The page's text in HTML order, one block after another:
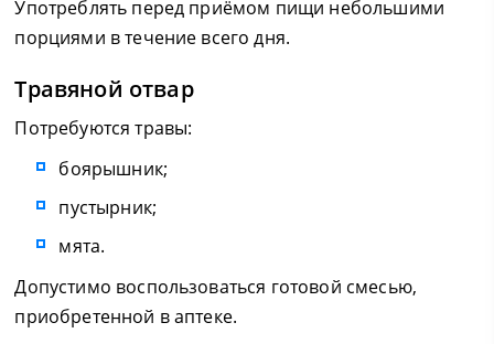
Употреблять перед приёмом пищи небольшими
порциями в течение всего дня.
Травяной отвар
Потребуются травы:
боярышник;
пустырник;
мята.
Допустимо воспользоваться готовой смесью,
приобретенной в аптеке.